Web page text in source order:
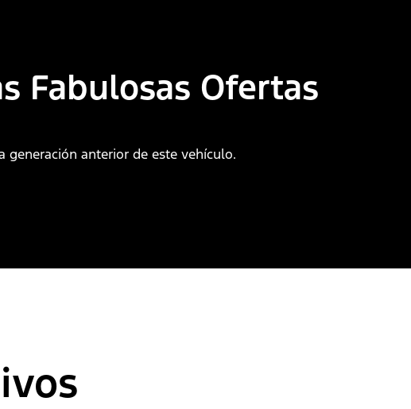
Fabulosas Ofertas
generación anterior de este vehículo.